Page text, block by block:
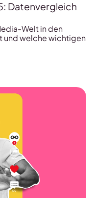
Datenvergleich
Welt in den
und welche wichtigen